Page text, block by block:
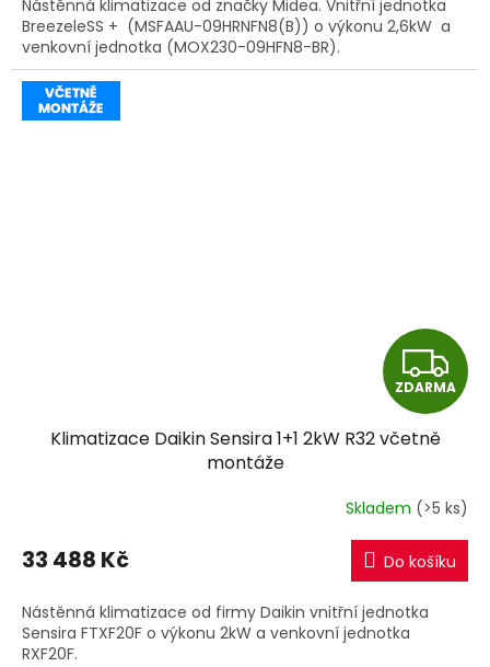
Nástěnná klimatizace od značky Midea. Vnitřní jednotka
BreezeleSS + (MSFAAU-09HRNFN8(B)) o výkonu 2,6kW a
venkovní jednotka (MOX230-09HFN8-BR).
Z
D
R
M
A
ZDARMA
Klimatizace Daikin Sensira 1+1 2kW R32 včetně
montáže
Skladem (>5 ks)
33 488 Kč Do košíku
Nástěnná klimatizace od firmy Daikin vnitřní jednotka
Sensira FTXF20F o výkonu 2kW a venkovní jednotka
RXF20F.